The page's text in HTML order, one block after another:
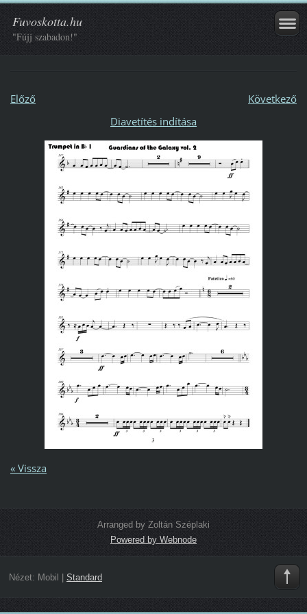
Fuvoskotta.hu
"Fújj szabadon!"
Előző
Következő
Diavetítés indítása
« Vissza
Arranged by Zoltán Széplaki
Powered by Webnode
Nézet: Mobil Standard